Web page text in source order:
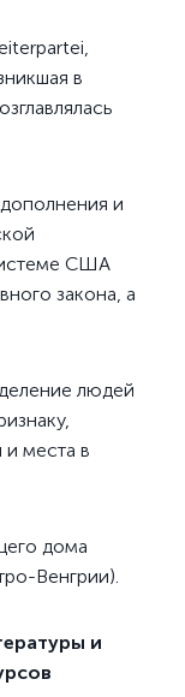
в
и
США
закона, а
людей
места в
дома
Венгрии).
и